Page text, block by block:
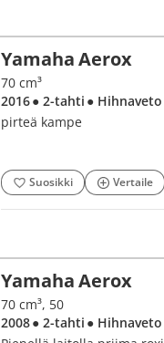
Yamaha Aerox
70 cm³
2016● 2-tahti ● Hihnaveto
pirteä kampe
Suosikki Vertaile
Yamaha Aerox
70 cm³, 50
2008● 2-tahti ● Hihnaveto